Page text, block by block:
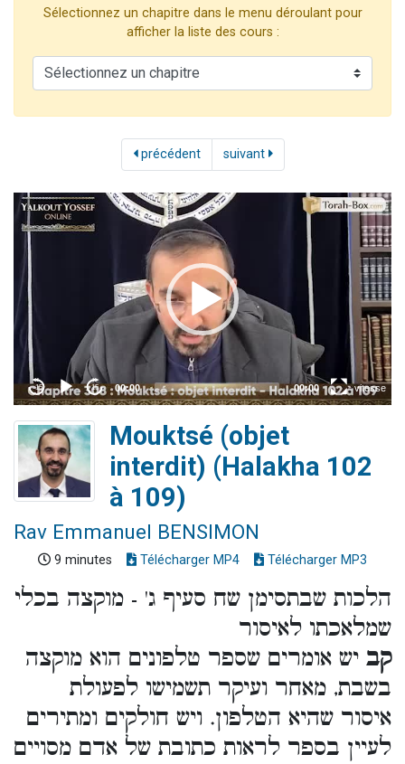
Il reste 49 places pour étudier en groupe sur Zoom
3 personnes viennent de nous rejoindre sur WhatsApp
Sélectionnez un chapitre dans le menu déroulant pour
afficher la liste des cours :
précédent suivant
Mouktsé (objet
interdit) (Halakha 102
à 109)
Rav Emmanuel BENSIMON
9 minutes Télécharger MP4 Télécharger MP3
הלכות שבתסימן שח סעיף ג' - מוקצה בכלי
שמלאכתו לאיסור
קב יש אומרים שספר טלפונים הוא מוקצה
בשבת, מאחר ועיקר תשמישו לפעולת
איסור שהיא הטלפון. ויש חולקים ומתירים
לעיין בספר לראות כתובת של אדם מסויים